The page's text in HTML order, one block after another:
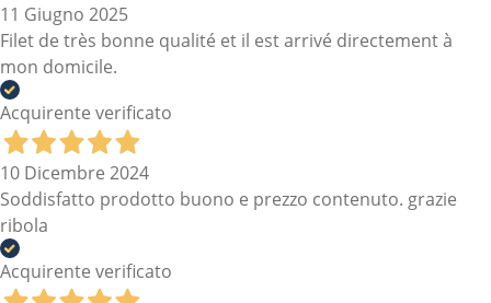
11 Giugno 2025
Filet de très bonne qualité et il est arrivé directement à
mon domicile.
Acquirente verificato
10 Dicembre 2024
Soddisfatto prodotto buono e prezzo contenuto. grazie
ribola
Acquirente verificato